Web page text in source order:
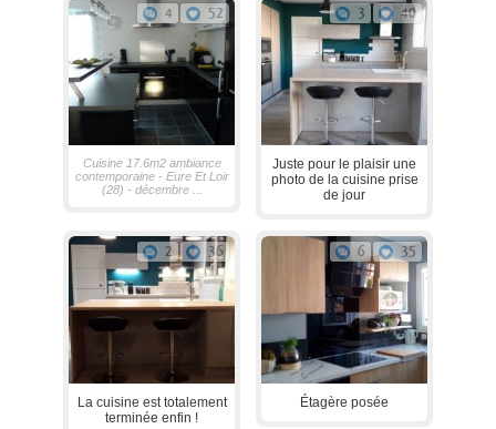
4 52
Cuisine 17.6m2 ambiance
contemporaine - Eure Et Loir
(28) - décembre ...
3 40
Juste pour le plaisir une
photo de la cuisine prise
de jour
2 36
La cuisine est totalement
terminée enfin !
6 35
Étagère posée